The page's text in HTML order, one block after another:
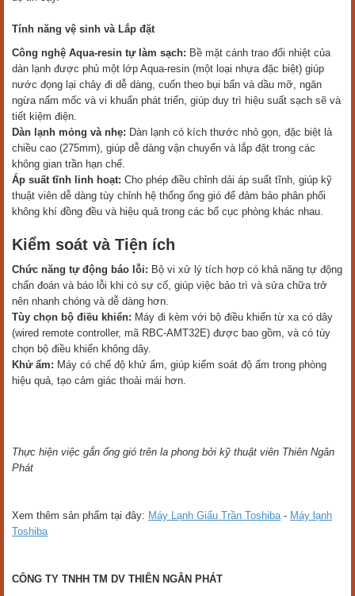
Tính năng vệ sinh và Lắp đặt
Công nghệ Aqua-resin tự làm sạch: Bề mặt cánh trao đổi nhiệt của
dàn lạnh được phủ một lớp Aqua-resin (một loại nhựa đặc biệt) giúp
nước đọng lại chảy đi dễ dàng, cuốn theo bụi bẩn và dầu mỡ, ngăn
ngừa nấm mốc và vi khuẩn phát triển, giúp duy trì hiệu suất sạch sẽ và
tiết kiệm điện.
Dàn lạnh mỏng và nhẹ: Dàn lạnh có kích thước nhỏ gọn, đặc biệt là
chiều cao (275mm), giúp dễ dàng vận chuyển và lắp đặt trong các
không gian trần hạn chế.
Áp suất tĩnh linh hoạt: Cho phép điều chỉnh dải áp suất tĩnh, giúp kỹ
thuật viên dễ dàng tùy chỉnh hệ thống ống gió để đảm bảo phân phối
không khí đồng đều và hiệu quả trong các bố cục phòng khác nhau.
Kiểm soát và Tiện ích
Chức năng tự động báo lỗi: Bộ vi xử lý tích hợp có khả năng tự động
chẩn đoán và báo lỗi khi có sự cố, giúp việc bảo trì và sửa chữa trở
nên nhanh chóng và dễ dàng hơn.
Tùy chọn bộ điều khiển: Máy đi kèm với bộ điều khiển từ xa có dây
(wired remote controller, mã RBC-AMT32E) được bao gồm, và có tùy
chọn bộ điều khiển không dây.
Khử ẩm: Máy có chế độ khử ẩm, giúp kiểm soát độ ẩm trong phòng
hiệu quả, tạo cảm giác thoải mái hơn.
Thực hiện việc gắn ống gió trên la phong bởi kỹ thuật viên Thiên Ngân
Phát
Xem thêm sản phẩm tại đây: Máy Lạnh Giấu Trần Toshiba- Máy lạnh
Toshiba
CÔNG TY TNHH TM DV THIÊN NGÂN PHÁT